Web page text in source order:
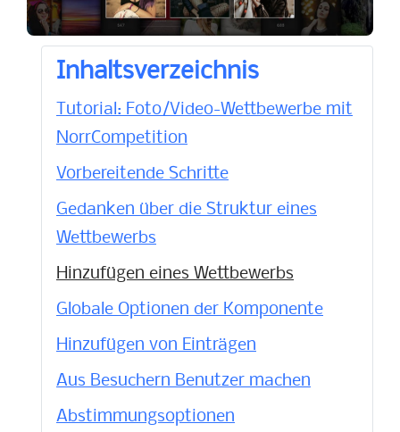
Inhaltsverzeichnis
Tutorial: Foto/Video-Wettbewerbe mit
NorrCompetition
Vorbereitende Schritte
Gedanken über die Struktur eines
Wettbewerbs
Hinzufügen eines Wettbewerbs
Globale Optionen der Komponente
Hinzufügen von Einträgen
Aus Besuchern Benutzer machen
Abstimmungsoptionen